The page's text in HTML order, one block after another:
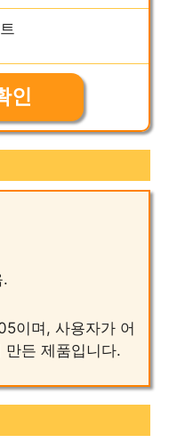
인
.
이며, 사용자가 어
만든 제품입니다.